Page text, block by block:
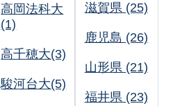
高岡法科大
(1)
高千穂大(3)
駿河台大(5)
滋賀県 (25)
鹿児島 (26)
山形県 (21)
福井県 (23)